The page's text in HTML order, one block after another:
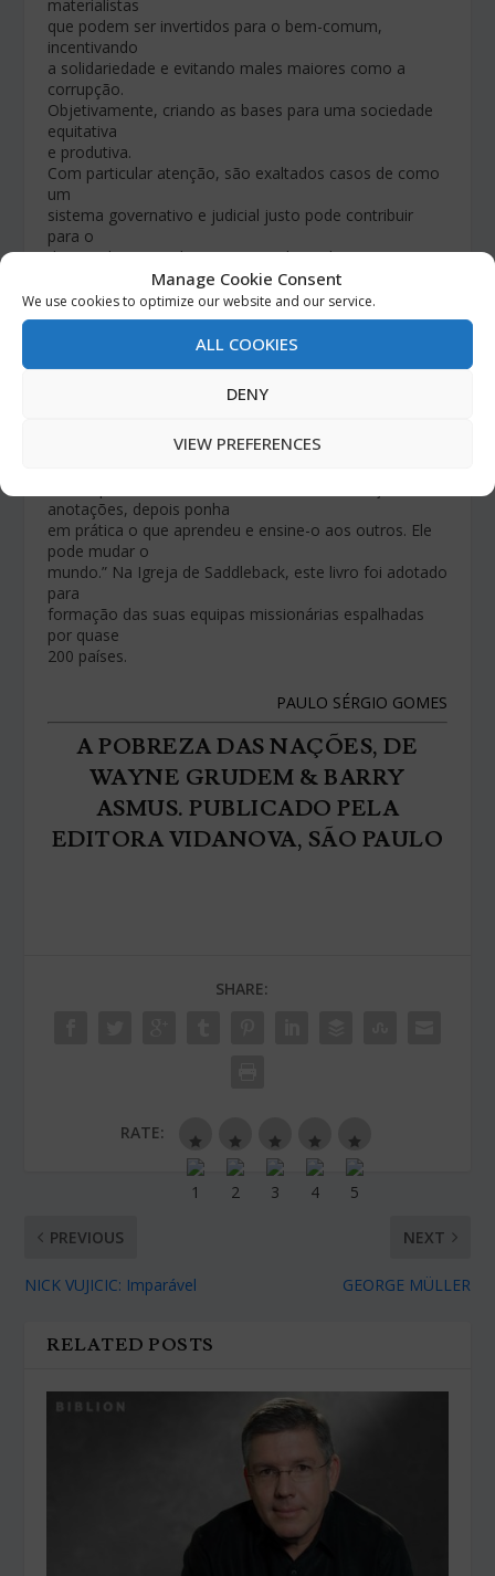
Manage Cookie Consent
We use cookies to optimize our website and our service.
ALL COOKIES
DENY
VIEW PREFERENCES
materialistas
que podem ser invertidos para o bem-comum,
incentivando
a solidariedade e evitando males maiores como a
corrupção.
Objetivamente, criando as bases para uma sociedade
equitativa
e produtiva.
Com particular atenção, são exaltados casos de como
um
sistema governativo e judicial justo pode contribuir
para o
desenvolvimento de uma nação, levando a um
conjunto de benefícios
sociais, como a liberdade para escolher uma profissão,
criar empresas ou aceder aos recursos energéticos,ao
da raça, religião ou condição. Até a liberdade
O melhor endosso vem do Pr. Warren: “Este livro não é
anotações, depois ponha
em prática o que aprendeu e ensine-o aos outros. Ele
pode mudar o
mundo.” Na Igreja de Saddleback, este livro foi adotado
para
formação das suas equipas missionárias espalhadas
por quase
200 países.
PAULO SÉRGIO GOMES
A POBREZA DAS NAÇÕES, DE
WAYNE GRUDEM & BARRY
ASMUS. PUBLICADO PELA
EDITORA VIDANOVA, SÃO PAULO
SHARE:
RATE:
PREVIOUS
NICK VUJICIC: Imparável
NEXT
GEORGE MÜLLER
RELATED POSTS